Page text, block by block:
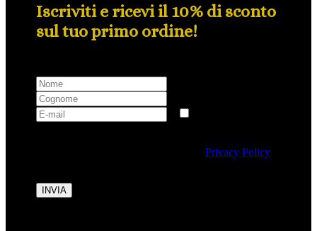
Iscriviti e ricevi il 10% di sconto
sul tuo primo ordine!
dei dati personali conformemente allaPrivacy Policy
INVIA